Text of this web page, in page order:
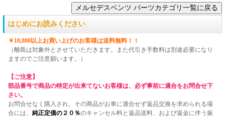
はじめにお読みください
￥10,800以上お買い上げのお客様は送料無料！！
（離島は対象外とさせていただきます。また代引き手数料は別途必要になり
ますのでご注意願います。）
【ご注意】
部品番号で商品の特定が出来てないお客様は、必ず事前に適合をお問合せ下
さい。
お問合せなく購入され、その商品がお車に適合せず返品交換を求められる場
合には、 純正定価の２０％のキャンセル料と返品送料、および返金に伴う振